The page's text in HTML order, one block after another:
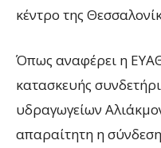
κέντρο της
Όπως αναφέρει η
κατασκευής
υδραγωγείων
απαραίτητη η